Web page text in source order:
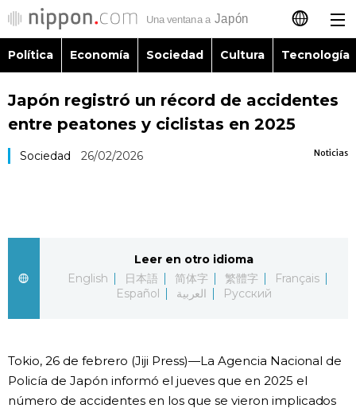
日本語
English
العربية
Русский
Política
Sociedad
Cultura
Vida
Política Economía Sociedad Cultura Tecnología
Japón registró un récord de accidentes
entre peatones y ciclistas en 2025
Noticias
Sociedad 26/02/2026
Leer en otro idioma
English
日本語 简体字 繁體字
Français
Español
العربية Русский
Tokio, 26 de febrero (Jiji Press)—La Agencia Nacional de
Policía de Japón informó el jueves que en 2025 el
número de accidentes en los que se vieron implicados